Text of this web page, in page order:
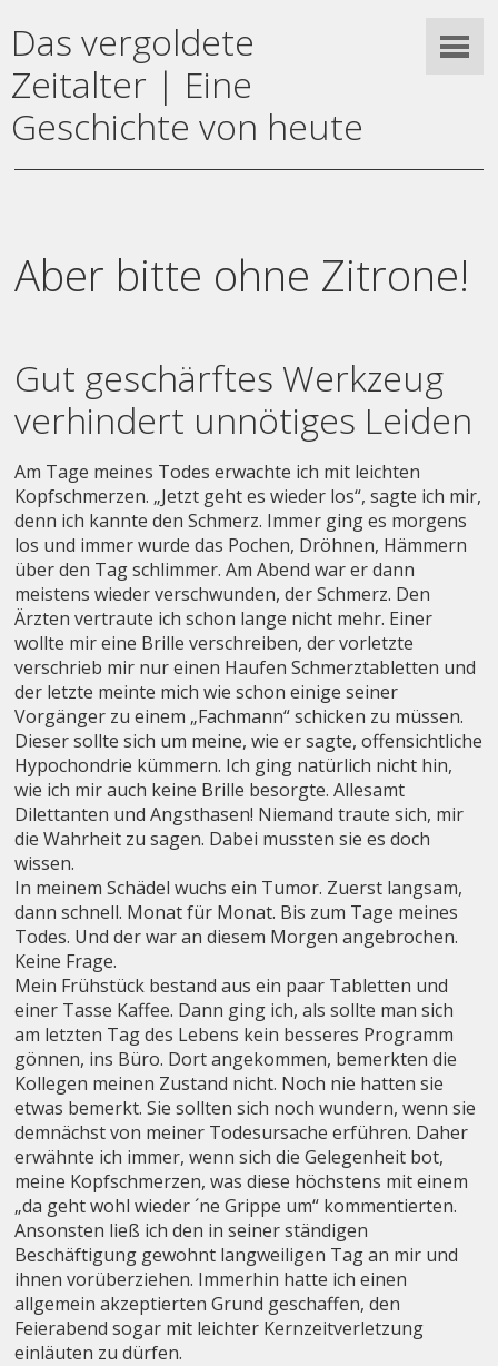
Das vergoldete
Zeitalter | Eine
Geschichte von heute
Aber bitte ohne Zitrone!
Gut geschärftes Werkzeug
verhindert unnötiges Leiden
Am Tage meines Todes erwachte ich mit leichten
Kopfschmerzen. „Jetzt geht es wieder los“, sagte ich mir,
denn ich kannte den Schmerz. Immer ging es morgens
los und immer wurde das Pochen, Dröhnen, Hämmern
über den Tag schlimmer. Am Abend war er dann
meistens wieder verschwunden, der Schmerz. Den
Ärzten vertraute ich schon lange nicht mehr. Einer
wollte mir eine Brille verschreiben, der vorletzte
verschrieb mir nur einen Haufen Schmerztabletten und
der letzte meinte mich wie schon einige seiner
Vorgänger zu einem „Fachmann“ schicken zu müssen.
Dieser sollte sich um meine, wie er sagte, offensichtliche
Hypochondrie kümmern. Ich ging natürlich nicht hin,
wie ich mir auch keine Brille besorgte. Allesamt
Dilettanten und Angsthasen! Niemand traute sich, mir
die Wahrheit zu sagen. Dabei mussten sie es doch
wissen.
In meinem Schädel wuchs ein Tumor. Zuerst langsam,
dann schnell. Monat für Monat. Bis zum Tage meines
Todes. Und der war an diesem Morgen angebrochen.
Keine Frage.
Mein Frühstück bestand aus ein paar Tabletten und
einer Tasse Kaffee. Dann ging ich, als sollte man sich
am letzten Tag des Lebens kein besseres Programm
gönnen, ins Büro. Dort angekommen, bemerkten die
Kollegen meinen Zustand nicht. Noch nie hatten sie
etwas bemerkt. Sie sollten sich noch wundern, wenn sie
demnächst von meiner Todesursache erführen. Daher
erwähnte ich immer, wenn sich die Gelegenheit bot,
meine Kopfschmerzen, was diese höchstens mit einem
„da geht wohl wieder ´ne Grippe um“ kommentierten.
Ansonsten ließ ich den in seiner ständigen
Beschäftigung gewohnt langweiligen Tag an mir und
ihnen vorüberziehen. Immerhin hatte ich einen
allgemein akzeptierten Grund geschaffen, den
Feierabend sogar mit leichter Kernzeitverletzung
einläuten zu dürfen.